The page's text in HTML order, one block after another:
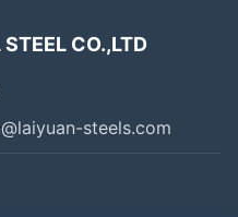
CO.,LTD
steels.com